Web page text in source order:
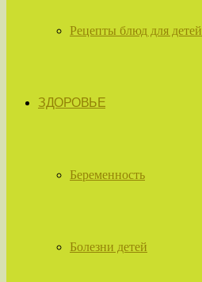
Рецепты блюд для детей
ЗДОРОВЬЕ
Беременность
Болезни детей